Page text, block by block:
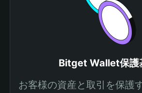
Bitget Wallet保護
お客様の資産と取引を保護